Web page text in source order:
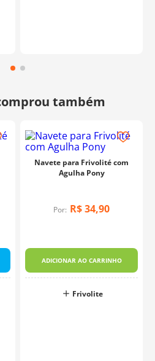
Navete para Frivolité com
Agulha Pony
Por: R$34,90
ADICIONAR AO CARRINHO
Frivolite